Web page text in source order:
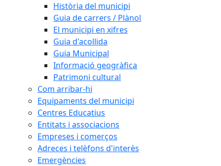
Història del municipi
Guia de carrers / Plànol
El municipi en xifres
Guia d'acollida
Guia Municipal
Informació geogràfica
Patrimoni cultural
Com arribar-hi
Equipaments del municipi
Centres Educatius
Entitats i associacions
Empreses i comerços
Adreces i telèfons d'interès
Emergències